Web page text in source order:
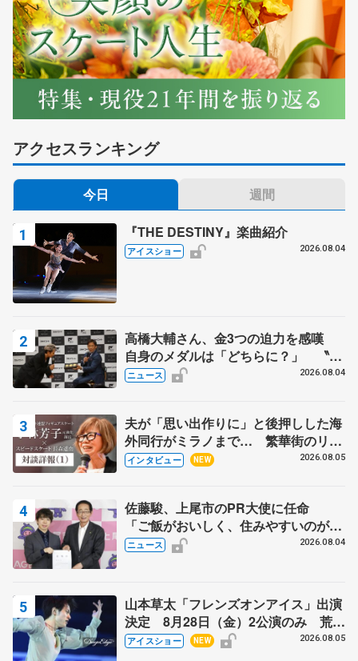
アクセスランキング
今日 週間
『THE DESTINY』楽曲紹介
アイスショー 2026.08.04
高橋大輔さん、金3つの迫力を感嘆
自身のメダルは「どちらに？」 〝リ
ス兄弟〟オリンピック3連覇の野村忠
ニュース 2026.08.04
夫が「思い出作りに」と後押しした海
外同行がミラノまで… 繁華街のリン
クでは不良のお兄さんも味方に 小林
インタビュー NEW 2026.08.05
佐藤駿、上尾市のPR大使に任命
「ご飯がおいしく、住みやすいのが魅
力」
ニュース 2026.08.04
山本草太「フレンズオンアイス」出演
決定 8月28日（金）2公演のみ 荒川
静香さんプロデュース、20周年のアイ
アイスショー NEW 2026.08.05